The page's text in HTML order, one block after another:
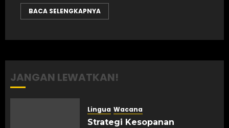
BACA SELENGKAPNYA
JANGAN LEWATKAN!
Lingua Wacana
Strategi Kesopanan